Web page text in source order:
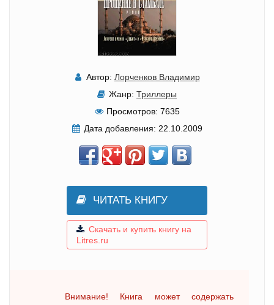
Автор: Лорченков Владимир
Жанр: Триллеры
Просмотров: 7635
Дата добавления: 22.10.2009
ЧИТАТЬ КНИГУ
Скачать и купить книгу на
Litres.ru
Внимание! Книга может содержать